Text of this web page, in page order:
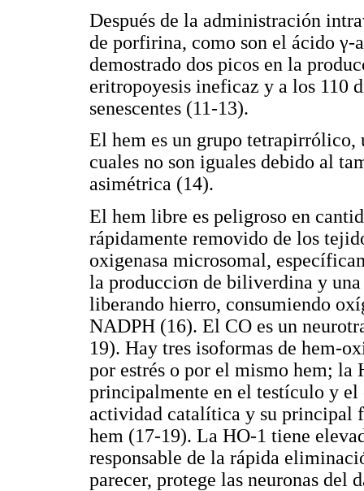
Después de la administración
de porfirina, como son el ácido
demostrado dos picos en la
eritropoyesis ineficaz y a los 110
senescentes (11-13).
El hem es un grupo tetrapirrólico,
cuales no son iguales debido al
asimétrica (14).
El hem libre es peligroso en
rápidamente removido de los
oxigenasa microsomal,
la producciσn de biliverdina y
liberando hierro, consumiendo
NADPH (16). El CO es un
19). Hay tres isoformas de hem-
por estrés o por el mismo hem; la
principalmente en el testículo y
actividad catalítica y su principal
hem (17-19). La HO-1 tiene
responsable de la rápida
parecer, protege las neuronas del